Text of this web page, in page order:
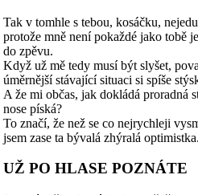
Tak v tomhle s tebou, kosáčku,
protože mně není pokaždé jako tobě
do zpěvu.
Když už mě tedy musí být slyšet,
úměrnější stávající situaci si spíše
A že mi občas, jak dokládá proradná
nose píská?
To značí, že než se co nejrychleji
jsem zase ta bývalá zhýralá
UŽ PO HLASE POZNÁTE